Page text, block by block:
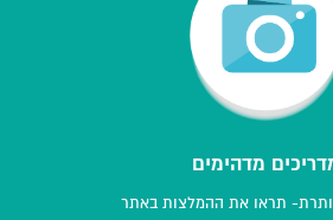
מדהימים
תראו את ההמלצות באתר